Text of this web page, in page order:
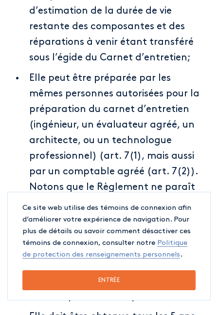
d’estimation de la durée de vie
restante des composantes et des
réparations à venir étant transféré
sous l’égide du Carnet d’entretien;
Elle peut être préparée par les
mêmes personnes autorisées pour la
préparation du carnet d’entretien
(ingénieur, un évaluateur agréé, un
architecte, ou un technologue
professionnel) (art. 7(1), mais aussi
par un comptable agréé (art. 7(2)).
Notons que le Règlement ne paraît
ses activités professionnelles
concernent principalement la
immobilière », mais seulement qu’il
Ce site web utilise des témoins de connexion afin
d’améliorer votre expérience de navigation. Pour
plus de détails ou savoir comment désactiver ces
témoins de connexion, consulter notre Politique
de protection des renseignements personnels .
ENTRÉE